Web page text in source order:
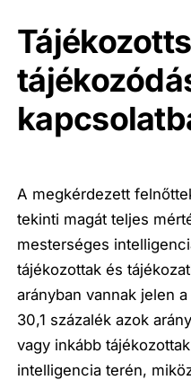
A megkérdezett
tekinti magát teljes
mesterséges
tájékozottak és
arányban vannak jelen
30,1 százalék azok
vagy inkább
intelligencia terén,